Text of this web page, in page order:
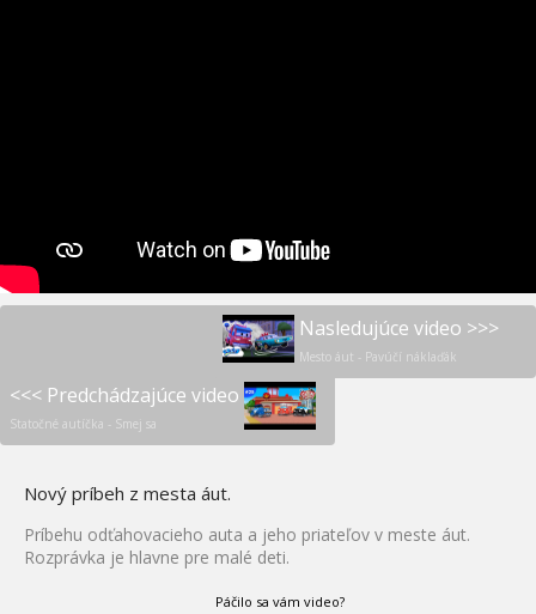
Nasledujúce video >>>
Mesto áut - Pavúčí náklaďák
<<< Predchádzajúce video
Statočné autíčka - Smej sa
Nový príbeh z mesta áut.
Príbehu odťahovacieho auta a jeho priateľov v meste áut.
Rozprávka je hlavne pre malé deti.
Páčilo sa vám video?